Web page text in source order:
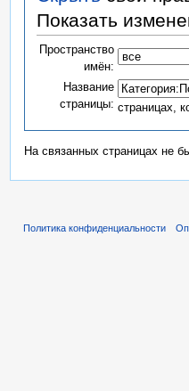
Показать
Пространство
имён:
Название
страницы: страницах,
На связанных страницах не
Политика конфиденциальности